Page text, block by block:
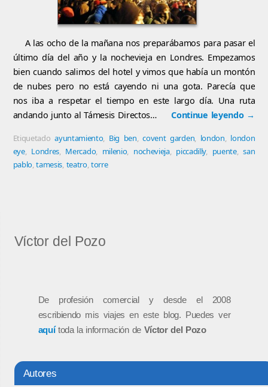
A las ocho de la mañana nos preparábamos para pasar el
último día del año y la nochevieja en Londres. Empezamos
bien cuando salimos del hotel y vimos que había un montón
de nubes pero no está cayendo ni una gota. Parecía que
nos iba a respetar el tiempo en este largo día. Una ruta
andando junto al Támesis Directos…
Continue leyendo →
Etiquetadoayuntamiento, Big ben,covent garden, london, london
eye, Londres, Mercado, milenio, nochevieja, piccadilly, puente,san
pablo,tamesis, teatro,torre
Víctor del Pozo
De profesión comercial y desde el 2008
escribiendo mis viajes en este blog. Puedes ver
aquítoda la información de Víctor del Pozo
Autores